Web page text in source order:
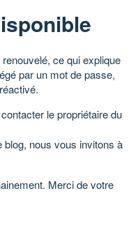
ce qui explique
par un mot de passe,
le propriétaire du
blog, nous vous invitons à
Merci de votre